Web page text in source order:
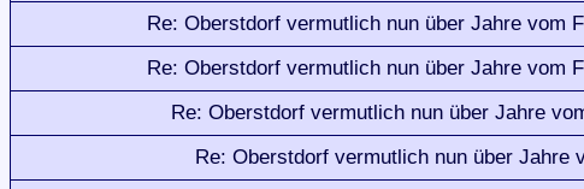
Re: Oberstdorf vermutlich nun über Jahre vom
Re: Oberstdorf vermutlich nun über Jahre vom
Re: Oberstdorf vermutlich nun über Jahre
Re: Oberstdorf vermutlich nun über Jahre